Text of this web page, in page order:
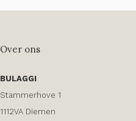
Over ons
BULAGGI
Stammerhove 1
1112VA Diemen